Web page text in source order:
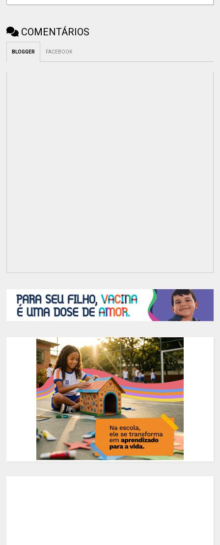
COMENTÁRIOS
BLOGGER FACEBOOK